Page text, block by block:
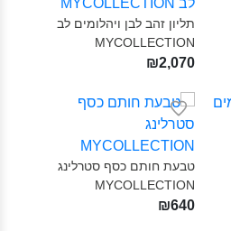
תליון זהב לבן ויהלומים לב
MYCOLLECTION‎
₪2,070
טבעת חותם כסף סטרלינג
MYCOLLECTION‎
₪640